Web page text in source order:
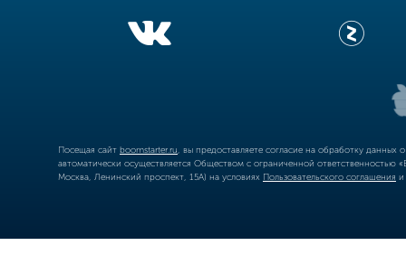
Посещая сайт boomstarter.ru , вы предоставляете согласие на обработку
автоматически осуществляется Обществом с ограниченной
Москва, Ленинский проспект, 15А) на условиях Пользовательского соглашения и